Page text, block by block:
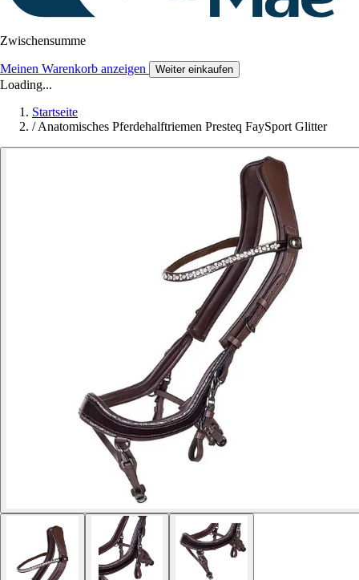
Zwischensumme
Meinen Warenkorb anzeigen Weiter einkaufen
Loading...
Startseite
/ Anatomisches Pferdehalftriemen Presteq FaySport Glitter